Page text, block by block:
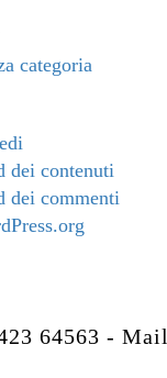
categoria
dei contenuti
dei commenti
64563 - Mail